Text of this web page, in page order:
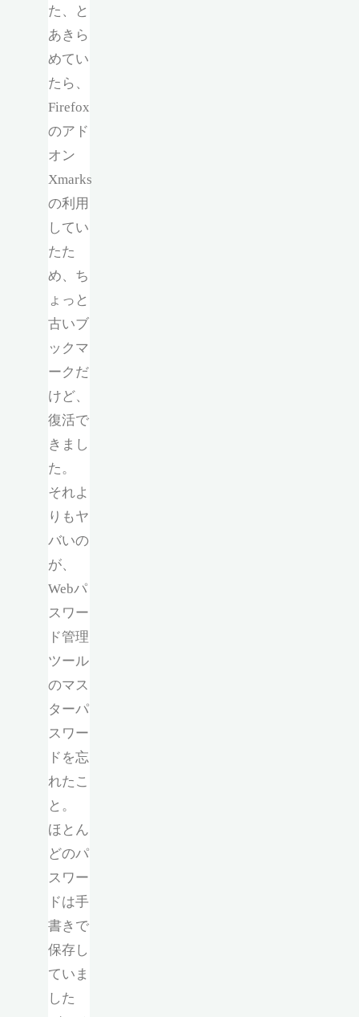
た、と
あきら
めてい
たら、
Firefox
のアド
オン
Xmarks
の利用
してい
たた
め、ち
ょっと
古いブ
ックマ
ークだ
けど、
復活で
きまし
た。
それよ
りもヤ
バいの
が、
Webパ
スワー
ド管理
ツール
のマス
ターパ
スワー
ドを忘
れたこ
と。
ほとん
どのパ
スワー
ドは手
書きで
保存し
ていま
した